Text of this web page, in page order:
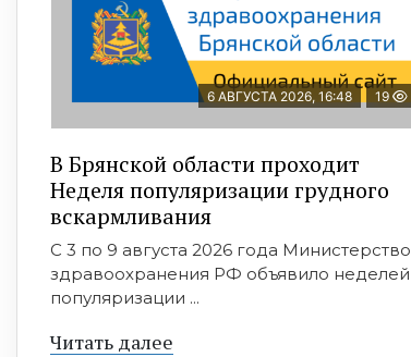
6 АВГУСТА 2026, 16:48 19
В Брянской области проходит
Неделя популяризации грудного
вскармливания
С 3 по 9 августа 2026 года Министерство
здравоохранения РФ объявило неделей
популяризации ...
Читать далее